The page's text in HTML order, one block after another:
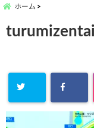
ホーム
turumizentai